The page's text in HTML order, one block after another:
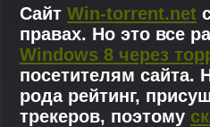
Сайт Win-torrent.net
правах. Но это все
Windows 8 через
посетителям сайта.
рода рейтинг,
трекеров, поэтому